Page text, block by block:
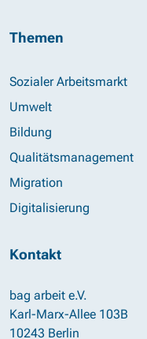
Themen
Sozialer Arbeitsmarkt
Umwelt
Bildung
Qualitätsmanagement
Migration
Digitalisierung
Kontakt
bag arbeit e.V.
Karl-Marx-Allee 103B
10243 Berlin